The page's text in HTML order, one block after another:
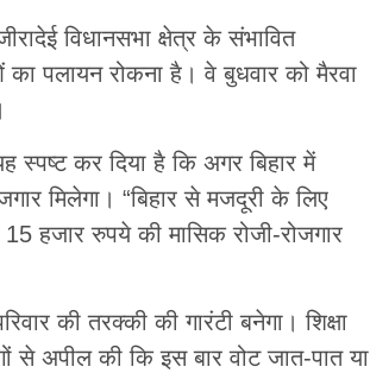
विधानसभा क्षेत्र के संभावित
का पलायन रोकना है। वे बुधवार को मैरवा
स्पष्ट कर दिया है कि अगर बिहार में
मिलेगा। “बिहार से मजदूरी के लिए
हजार रुपये की मासिक रोजी-रोजगार
की तरक्की की गारंटी बनेगा। शिक्षा
से अपील की कि इस बार वोट जात-पात या